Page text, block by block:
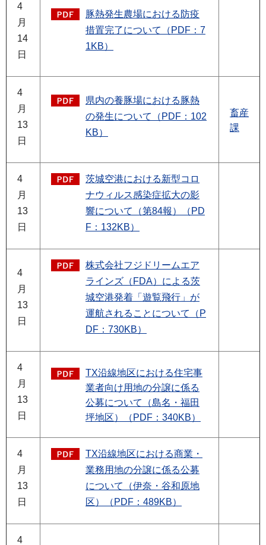
4
月
14
日
豚熱発生農場における防疫
措置完了について（PDF：7
1KB）
4
月
13
日
県内の養豚場における豚熱
の発生について（PDF：102
KB）
畜産
課
4
月
13
日
茨城空港における新型コロ
ナウィルス感染症拡大の影
響について（第84報）（PD
F：132KB）
4
月
13
日
株式会社フジドリームエア
ラインズ（FDA）による茨
城空港発着「遊覧飛行」が
運航されることについて（P
DF：730KB）
4
月
13
日
TX沿線地区における住宅事
業者向け用地の分譲に係る
公募について（島名・福田
坪地区）（PDF：340KB）
4
月
13
日
TX沿線地区における商業・
業務用地の分譲に係る公募
について（伊奈・谷和原地
区）（PDF：489KB）
4